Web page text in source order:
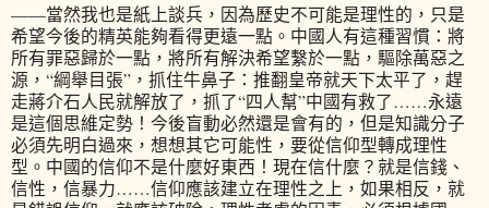
——當然我也是紙上談兵，因為歷史不可能是理性的，只是
希望今後的精英能夠看得更遠一點。中國人有這種習慣：將
所有罪惡歸於一點，將所有解決希望繫於一點，驅除萬惡之
源，“綱舉目張”，抓住牛鼻子：推翻皇帝就天下太平了，趕
走蔣介石人民就解放了，抓了“四人幫”中國有救了……永遠
是這個思維定勢！今後盲動必然還是會有的，但是知識分子
必須先明白過來，想想其它可能性，要從信仰型轉成理性
型。中國的信仰不是什麼好東西！現在信什麼？就是信錢、
信性，信暴力……信仰應該建立在理性之上，如果相反，就